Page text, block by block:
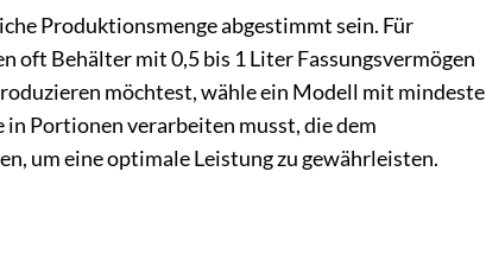
Produktionsmenge abgestimmt sein. Für
oft Behälter mit 0,5 bis 1 Liter Fassungsvermögen
möchtest, wähle ein Modell mit
in Portionen verarbeiten musst, die dem
um eine optimale Leistung zu gewährleisten.